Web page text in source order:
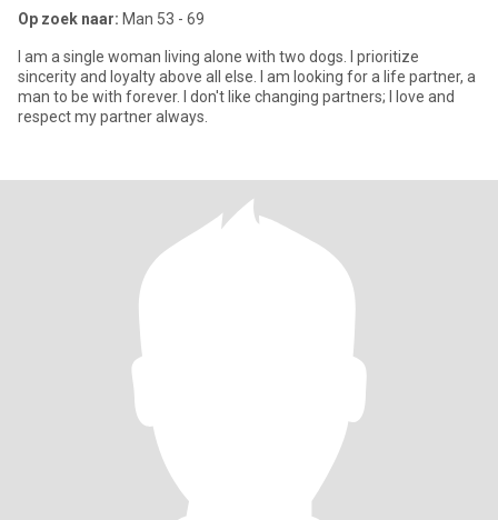
Op zoek naar: Man 53 - 69
I am a single woman living alone with two dogs. I prioritize
sincerity and loyalty above all else. I am looking for a life partner, a
man to be with forever. I don't like changing partners; I love and
respect my partner always.